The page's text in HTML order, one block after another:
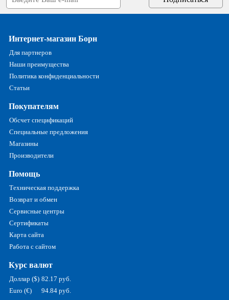
Интернет-магазин Борн
Для партнеров
Наши преимущества
Политика конфиденциальности
Статьи
Покупателям
Обсчет спецификаций
Специальные предложения
Магазины
Производители
Помощь
Техническая поддержка
Возврат и обмен
Сервисные центры
Сертификаты
Карта сайта
Работа с сайтом
Курс валют
Доллар ($) 82.17 руб.
Euro (€)
94.84 руб.